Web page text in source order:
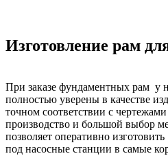
Изготовление рам
При заказе фундаментных рам у
полностью уверены в качестве
точном соответствии с
производство и большой выбор
позволяет оперативно
под насосные станции в самые